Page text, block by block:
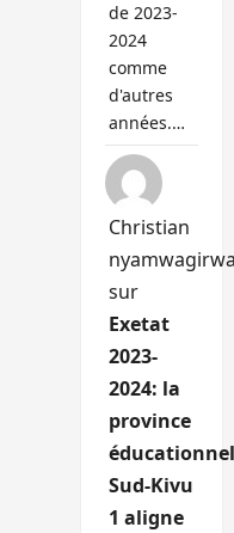
de 2023-
2024
comme
d'autres
années.…
Christian
sur
Exetat
2023-
2024: la
province
Sud-Kivu
1 aligne